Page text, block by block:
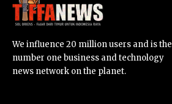
We influence 20 million users and is the
number one business and technology
news network on the planet.